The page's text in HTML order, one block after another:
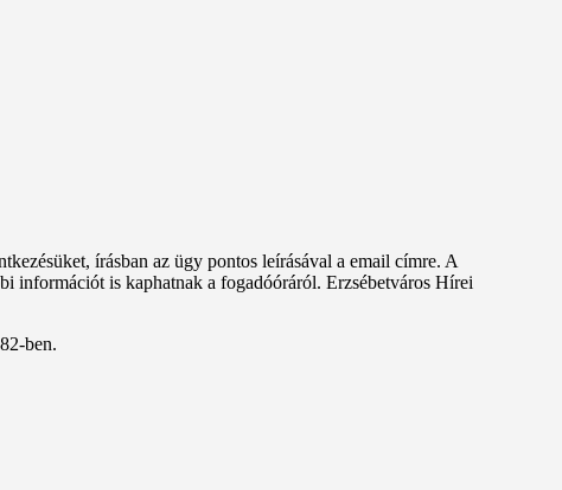
írásban az ügy pontos leírásával a email címre. A
információt is kaphatnak a fogadóóráról. Erzsébetváros Hírei
ben.